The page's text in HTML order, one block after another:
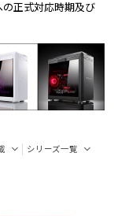
正式対応時期及び
シリーズ一覧